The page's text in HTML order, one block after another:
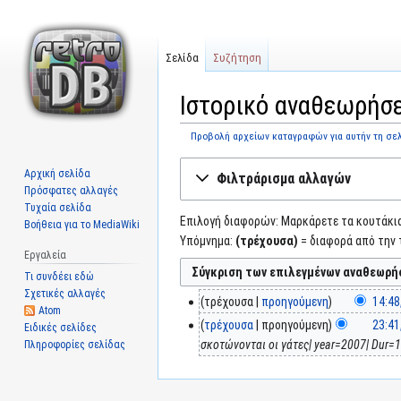
Ιστορικό
Προβολή αρχείων καταγραφών για αυτήν τη
στην
στην
Φιλτράρισμα αλλαγών
Επιλογή διαφορών: Μαρκάρετε τα
Υπόμνημα: (τρέχουσα) = διαφορά από την
τρέχουσα προηγούμενη
τρέχουσα
προηγούμενη
σκοτώνονται οι γάτες| year=2007|
Σελίδα Συζήτηση
Αρχική σελίδα
Πρόσφατες αλλαγές
Τυχαία σελίδα
Βοήθεια για το MediaWiki
Εργαλεία
Τι συνδέει εδώ
Σχετικές αλλαγές
Atom
Ειδικές σελίδες
Πληροφορίες σελίδας